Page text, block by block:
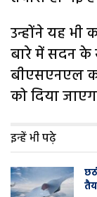
उन्होंने यह भी
बारे में सदन के
बीएसएनएल
को दिया
इन्हें भी पढ़े